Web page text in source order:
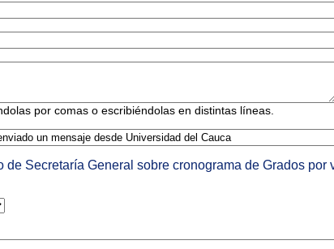
por comas o escribiéndolas en distintas líneas.
de Secretaría General sobre cronograma de Grados por